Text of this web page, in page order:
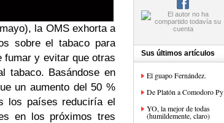
la OMS exhorta a
sobre el tabaco para
fumar y evitar que otras
tabaco. Basándose en
un aumento del 50 %
los países reduciría el
en los próximos tres
Sus últimos artículos
El guapo Fernández.
De Platón a Comodoro Py
YO, la mejor de todas
(humildemente, claro)